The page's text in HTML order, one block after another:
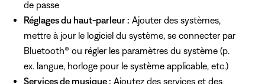
de passe
Réglages du haut-parleur : Ajouter des systèmes,
mettre à jour le logiciel du système, se connecter par
Bluetooth® ou régler les paramètres du système (p.
ex. langue, horloge pour le système applicable, etc.)
Services de musique : Ajoutez des services et des